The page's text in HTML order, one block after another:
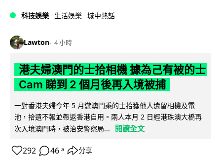
科技娛樂 生活娛樂 城中熱話
Lawton 4 小時
港夫婦澳門的士拾相機 據為己有被的士
Cam 睇到 2 個月後再入境被捕
一對香港夫婦今年 5 月遊澳門乘的士拾獲他人遺留相機及電
池，拾遺不報並帶返香港自用。兩人本月 2 日經港珠澳大橋再
次入境澳門時，被治安警察局...
閱讀全文
292 46 ↗ 分享